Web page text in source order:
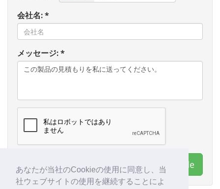
あなたが当社のCookieの使用に同意し、当
社ウェブサイトの使用を継続することによ
会社名: *
メッセージ: *
連絡先 Export Worldwide